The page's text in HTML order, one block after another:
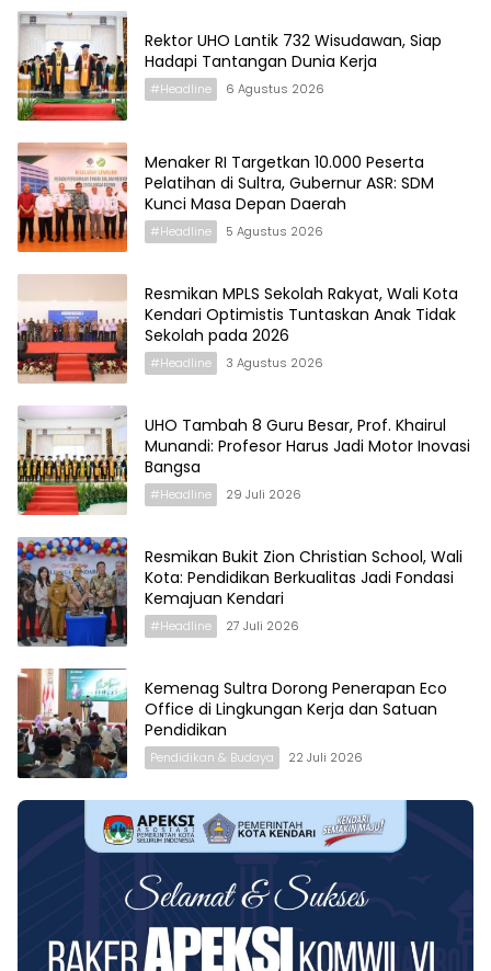
Rektor UHO Lantik 732 Wisudawan, Siap
Hadapi Tantangan Dunia Kerja
#Headline 6 Agustus 2026
Menaker RI Targetkan 10.000 Peserta
Pelatihan di Sultra, Gubernur ASR: SDM
Kunci Masa Depan Daerah
#Headline 5 Agustus 2026
Resmikan MPLS Sekolah Rakyat, Wali Kota
Kendari Optimistis Tuntaskan Anak Tidak
Sekolah pada 2026
#Headline 3 Agustus 2026
UHO Tambah 8 Guru Besar, Prof. Khairul
Munandi: Profesor Harus Jadi Motor Inovasi
Bangsa
#Headline 29 Juli 2026
Resmikan Bukit Zion Christian School, Wali
Kota: Pendidikan Berkualitas Jadi Fondasi
Kemajuan Kendari
#Headline 27 Juli 2026
Kemenag Sultra Dorong Penerapan Eco
Office di Lingkungan Kerja dan Satuan
Pendidikan
Pendidikan & Budaya 22 Juli 2026